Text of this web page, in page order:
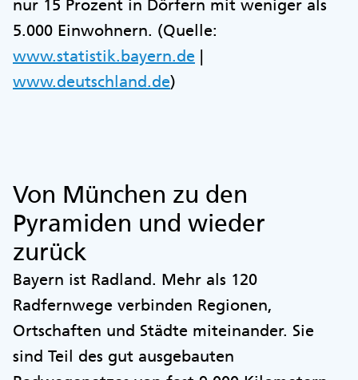
nur 15 Prozent in Dörfern mit weniger als
5.000 Einwohnern. (Quelle:
www.statistik.bayern.de |
www.deutschland.de)
Von München zu den
Pyramiden und wieder
zurück
Bayern ist Radland. Mehr als 120
Radfernwege verbinden Regionen,
Ortschaften und Städte miteinander. Sie
sind Teil des gut ausgebauten